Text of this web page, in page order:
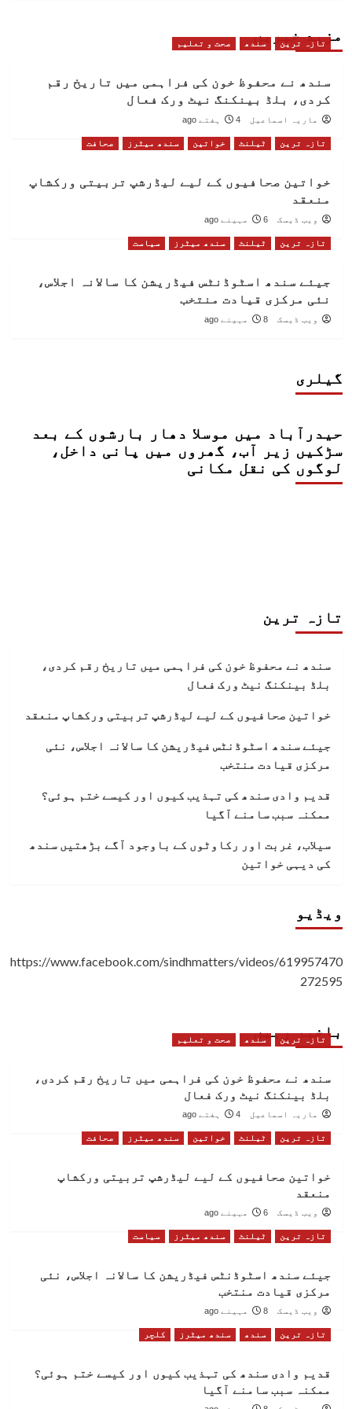
مزید خبریں
تازہ ترین سندھ صحت و تعلیم
سندھ نے محفوظ خون کی فراہمی میں تاریخ رقم
کردی، بلڈ بینکنگ نیٹ ورک فعال
ماریہ اسماعیل 4 ہفتے ago
تازہ ترین ٹیلنٹ خواتین سندھ میٹرز صحافت
خواتین صحافیوں کے لیے لیڈرشپ تربیتی ورکشاپ
منعقد
ویب ڈیسک 6 مہینے ago
تازہ ترین ٹیلنٹ سندھ میٹرز سیاست
جیئے سندھ اسٹوڈنٹس فیڈریشن کا سالانہ اجلاس،
نئی مرکزی قیادت منتخب
ویب ڈیسک 8 مہینے ago
گیلری
حیدرآباد میں موسلا دھار بارشوں کے بعد
سڑکیں زیر آب، گھروں میں پانی داخل،
لوگوں کی نقل مکانی
تازہ ترین
سندھ نے محفوظ خون کی فراہمی میں تاریخ رقم کردی،
بلڈ بینکنگ نیٹ ورک فعال
خواتین صحافیوں کے لیے لیڈرشپ تربیتی ورکشاپ منعقد
جیئے سندھ اسٹوڈنٹس فیڈریشن کا سالانہ اجلاس، نئی
مرکزی قیادت منتخب
قدیم وادی سندھ کی تہذیب کیوں اور کیسے ختم ہوئی؟
ممکنہ سبب سامنے آگیا
سیلاب، غربت اور رکاوٹوں کے باوجود آگے بڑھتیں سندھ
کی دیہی خواتین
ویڈیو
https://www.facebook.com/sindhmatters/videos/619957470
272595
باخبر رہیں
تازہ ترین سندھ صحت و تعلیم
سندھ نے محفوظ خون کی فراہمی میں تاریخ رقم کردی،
بلڈ بینکنگ نیٹ ورک فعال
ماریہ اسماعیل 4 ہفتے ago
تازہ ترین ٹیلنٹ خواتین سندھ میٹرز صحافت
خواتین صحافیوں کے لیے لیڈرشپ تربیتی ورکشاپ
منعقد
ویب ڈیسک 6 مہینے ago
تازہ ترین ٹیلنٹ سندھ میٹرز سیاست
جیئے سندھ اسٹوڈنٹس فیڈریشن کا سالانہ اجلاس، نئی
مرکزی قیادت منتخب
ویب ڈیسک 8 مہینے ago
تازہ ترین سندھ سندھ میٹرز کلچر
قدیم وادی سندھ کی تہذیب کیوں اور کیسے ختم ہوئی؟
ممکنہ سبب سامنے آگیا